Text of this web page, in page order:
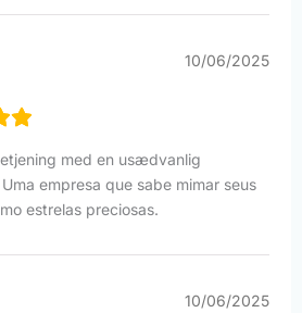
10/06/2025
med en usædvanlig
empresa que sabe mimar seus
estrelas preciosas.
10/06/2025